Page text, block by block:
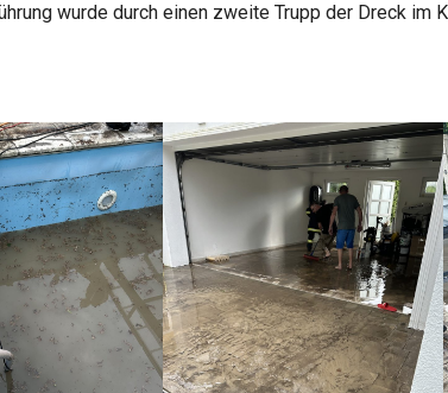
wurde durch einen zweite Trupp der Dreck im